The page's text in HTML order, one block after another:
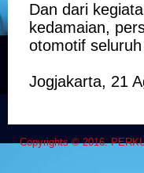
Dan dari
kedamaian,
otomotif
Jogjakarta, 21
Copyrights © 2016.